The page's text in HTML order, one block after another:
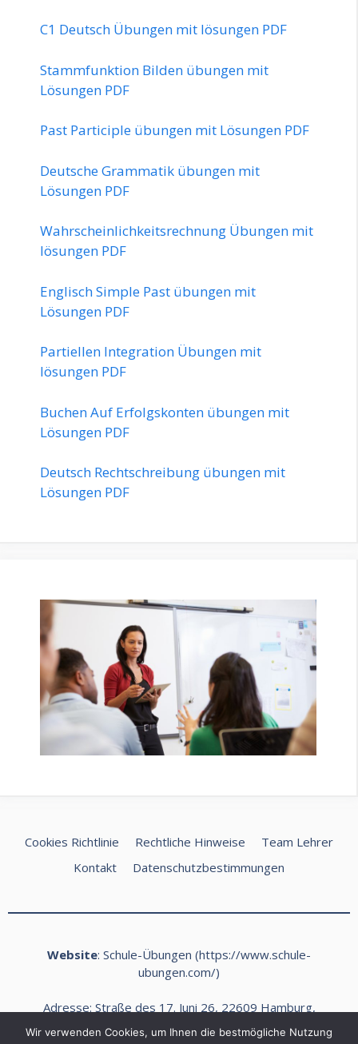
C1 Deutsch Übungen mit lösungen PDF
Stammfunktion Bilden übungen mit
Lösungen PDF
Past Participle übungen mit Lösungen PDF
Deutsche Grammatik übungen mit
Lösungen PDF
Wahrscheinlichkeitsrechnung Übungen mit
lösungen PDF
Englisch Simple Past übungen mit
Lösungen PDF
Partiellen Integration Übungen mit
lösungen PDF
Buchen Auf Erfolgskonten übungen mit
Lösungen PDF
Deutsch Rechtschreibung übungen mit
Lösungen PDF
Cookies Richtlinie Rechtliche Hinweise
Team Lehrer
Kontakt
Datenschutzbestimmungen
Website: Schule-Übungen (https://www.schule-
ubungen.com/)
Adresse: Straße des 17. Juni 26, 22609 Hamburg,
Deutschland
Wir verwenden Cookies, um Ihnen die bestmögliche Nutzung